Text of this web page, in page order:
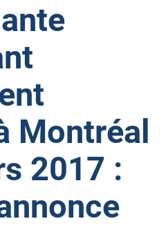
Montréal
2017 :